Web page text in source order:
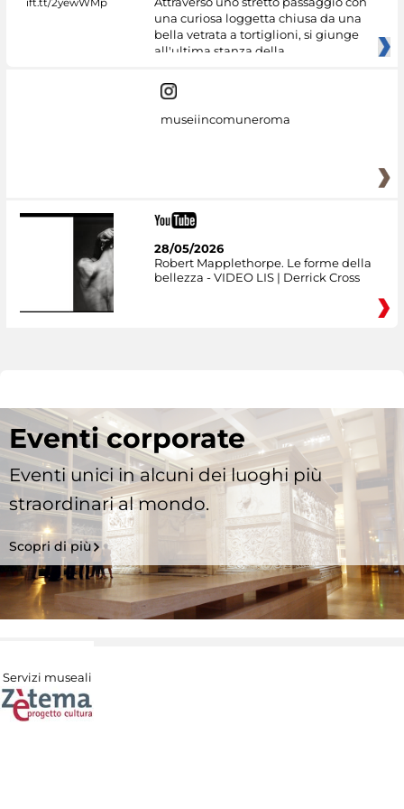
una curiosa loggetta chiusa da una
bella vetrata a tortiglioni, si giunge
all'ultima stanza della
museiincomuneroma
28/05/2026
Robert Mapplethorpe. Le forme della
bellezza - VIDEO LIS | Derrick Cross
Eventi corporate
Eventi unici in alcuni dei luoghi più
straordinari al mondo.
Scopri di più
Servizi museali